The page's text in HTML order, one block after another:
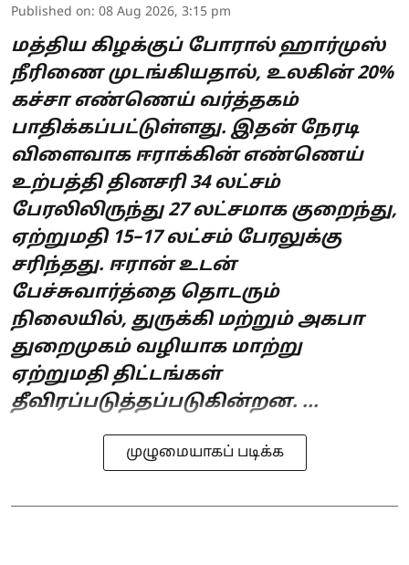
Published on: 08 Aug 2026, 3:15 pm
மத்திய கிழக்குப் போரால் ஹார்முஸ்
நீரிணை முடங்கியதால், உலகின் 20%
கச்சா எண்ணெய் வர்த்தகம்
பாதிக்கப்பட்டுள்ளது. இதன் நேரடி
விளைவாக ஈராக்கின் எண்ணெய்
உற்பத்தி தினசரி 34 லட்சம்
பேரலிலிருந்து 27 லட்சமாக குறைந்து,
ஏற்றுமதி 15–17 லட்சம் பேரலுக்கு
சரிந்தது. ஈரான் உடன்
பேச்சுவார்த்தை தொடரும்
நிலையில், துருக்கி மற்றும் அகபா
துறைமுகம் வழியாக மாற்று
ஏற்றுமதி திட்டங்கள்
தீவிரப்படுத்தப்படுகின்றன. ...
முழுமையாகப் படிக்க